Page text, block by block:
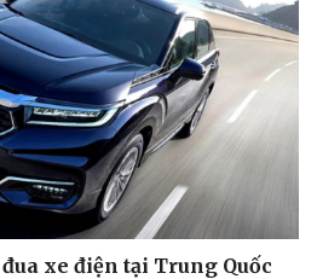
xe điện tại Trung Quốc